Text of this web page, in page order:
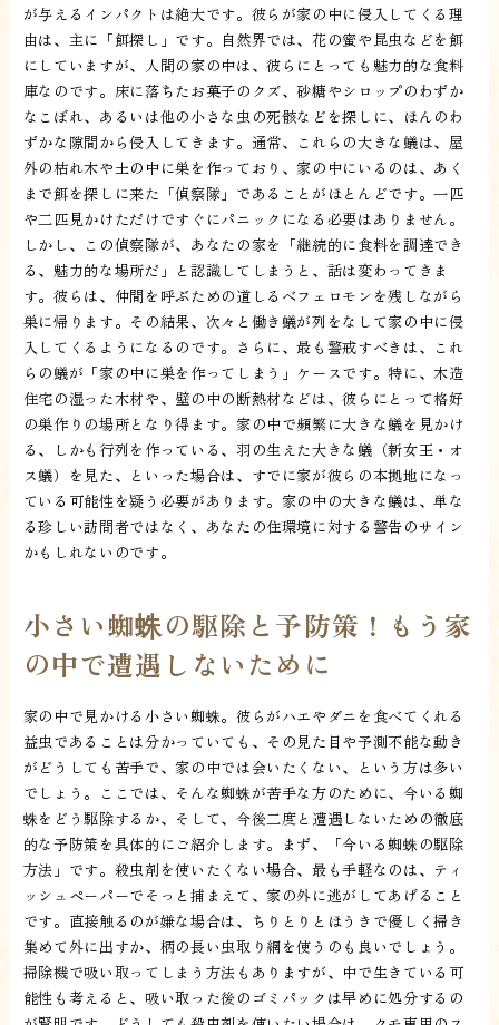
が与えるインパクトは絶大です。彼らが家の中に侵入してくる理
由は、主に「餌探し」です。自然界では、花の蜜や昆虫などを餌
にしていますが、人間の家の中は、彼らにとっても魅力的な食料
庫なのです。床に落ちたお菓子のクズ、砂糖やシロップのわずか
なこぼれ、あるいは他の小さな虫の死骸などを探しに、ほんのわ
ずかな隙間から侵入してきます。通常、これらの大きな蟻は、屋
外の枯れ木や土の中に巣を作っており、家の中にいるのは、あく
まで餌を探しに来た「偵察隊」であることがほとんどです。一匹
や二匹見かけただけですぐにパニックになる必要はありません。
しかし、この偵察隊が、あなたの家を「継続的に食料を調達でき
る、魅力的な場所だ」と認識してしまうと、話は変わってきま
す。彼らは、仲間を呼ぶための道しるべフェロモンを残しながら
巣に帰ります。その結果、次々と働き蟻が列をなして家の中に侵
入してくるようになるのです。さらに、最も警戒すべきは、これ
らの蟻が「家の中に巣を作ってしまう」ケースです。特に、木造
住宅の湿った木材や、壁の中の断熱材などは、彼らにとって格好
の巣作りの場所となり得ます。家の中で頻繁に大きな蟻を見かけ
る、しかも行列を作っている、羽の生えた大きな蟻（新女王・オ
ス蟻）を見た、といった場合は、すでに家が彼らの本拠地になっ
ている可能性を疑う必要があります。家の中の大きな蟻は、単な
る珍しい訪問者ではなく、あなたの住環境に対する警告のサイン
かもしれないのです。
小さい蜘蛛の駆除と予防策！もう家
の中で遭遇しないために
家の中で見かける小さい蜘蛛。彼らがハエやダニを食べてくれる
益虫であることは分かっていても、その見た目や予測不能な動き
がどうしても苦手で、家の中では会いたくない、という方は多い
でしょう。ここでは、そんな蜘蛛が苦手な方のために、今いる蜘
蛛をどう駆除するか、そして、今後二度と遭遇しないための徹底
的な予防策を具体的にご紹介します。まず、「今いる蜘蛛の駆除
方法」です。殺虫剤を使いたくない場合、最も手軽なのは、ティ
ッシュペーパーでそっと捕まえて、家の外に逃がしてあげること
です。直接触るのが嫌な場合は、ちりとりとほうきで優しく掃き
集めて外に出すか、柄の長い虫取り網を使うのも良いでしょう。
掃除機で吸い取ってしまう方法もありますが、中で生きている可
能性も考えると、吸い取った後のゴミパックは早めに処分するの